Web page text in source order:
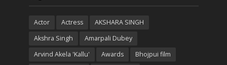
Actor Actress
AKSHARA SINGH
Akshra Singh
Amarpali Dubey
Arvind Akela 'Kallu'
Awards
Bhojpui film